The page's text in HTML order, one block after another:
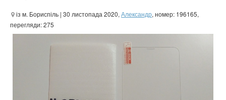
із м. Бориспіль | 30 листопада 2020, Александр, номер: 196165,
перегляди: 275